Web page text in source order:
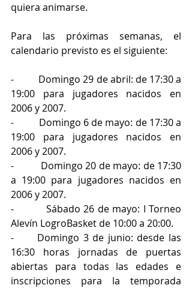
quiera animarse.
Para las próximas semanas, el
calendario previsto es el siguiente:
-          Domingo 29 de abril: de 17:30 a
19:00 para jugadores nacidos en
2006 y 2007.
-          Domingo 6 de mayo: de 17:30 a
19:00 para jugadores nacidos en
2006 y 2007.
-          Domingo 20 de mayo: de 17:30
a 19:00 para jugadores nacidos en
2006 y 2007.
-          Sábado 26 de mayo: I Torneo
Alevín LogroBasket de 10:00 a 20:00.
-      Domingo 3 de junio: desde las
16:30 horas jornadas de puertas
abiertas para todas las edades e
inscripciones para la temporada